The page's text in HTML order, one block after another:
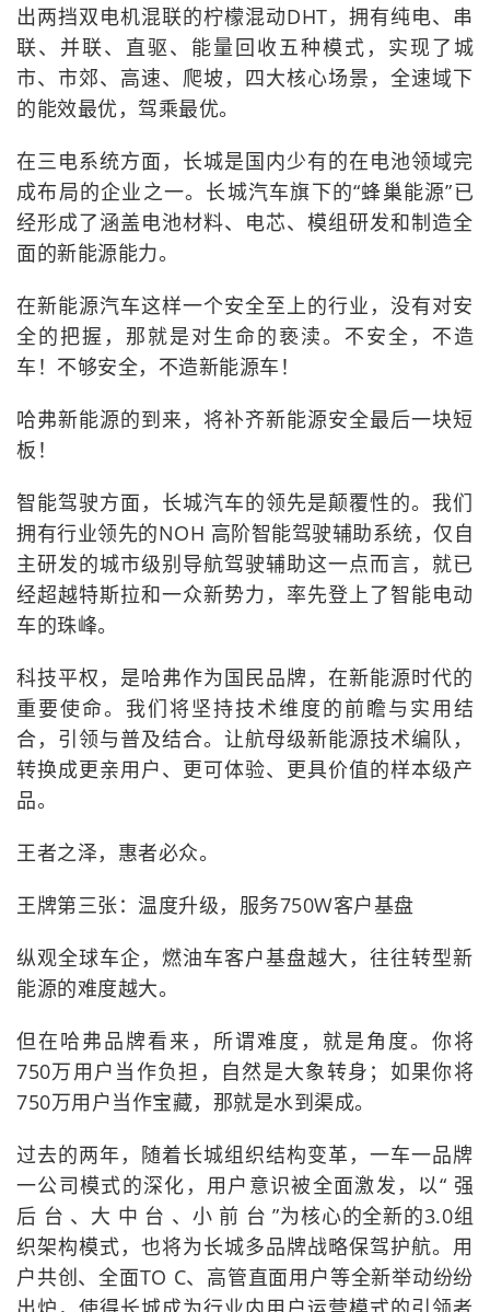
出两挡双电机混联的柠檬混动DHT，拥有纯电、串
联、并联、直驱、能量回收五种模式，实现了城
市、市郊、高速、爬坡，四大核心场景，全速域下
的能效最优，驾乘最优。
在三电系统方面，长城是国内少有的在电池领域完
成布局的企业之一。长城汽车旗下的“蜂巢能源”已
经形成了涵盖电池材料、电芯、模组研发和制造全
面的新能源能力。
在新能源汽车这样一个安全至上的行业，没有对安
全的把握，那就是对生命的亵渎。不安全，不造
车！不够安全，不造新能源车！
哈弗新能源的到来，将补齐新能源安全最后一块短
板！
智能驾驶方面，长城汽车的领先是颠覆性的。我们
拥有行业领先的NOH 高阶智能驾驶辅助系统，仅自
主研发的城市级别导航驾驶辅助这一点而言，就已
经超越特斯拉和一众新势力，率先登上了智能电动
车的珠峰。
科技平权，是哈弗作为国民品牌，在新能源时代的
重要使命。我们将坚持技术维度的前瞻与实用结
合，引领与普及结合。让航母级新能源技术编队，
转换成更亲用户、更可体验、更具价值的样本级产
品。
王者之泽，惠者必众。
王牌第三张：温度升级，服务750W客户基盘
纵观全球车企，燃油车客户基盘越大，往往转型新
能源的难度越大。
但在哈弗品牌看来，所谓难度，就是角度。你将
750万用户当作负担，自然是大象转身；如果你将
750万用户当作宝藏，那就是水到渠成。
过去的两年，随着长城组织结构变革，一车一品牌
一公司模式的深化，用户意识被全面激发，以“ 强
后 台 、大 中 台 、小 前 台 ”为核心的全新的3.0组
织架构模式，也将为长城多品牌战略保驾护航。用
户共创、全面TO C、高管直面用户等全新举动纷纷